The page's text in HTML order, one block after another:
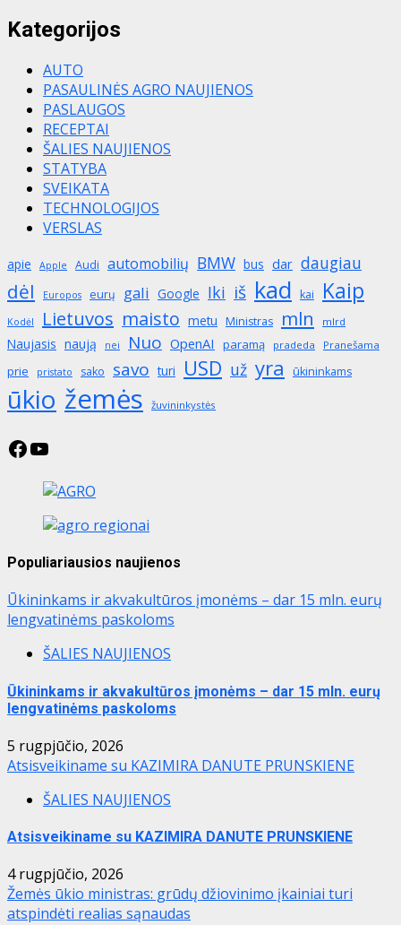
Kategorijos
AUTO
PASAULINĖS AGRO NAUJIENOS
PASLAUGOS
RECEPTAI
ŠALIES NAUJIENOS
STATYBA
SVEIKATA
TECHNOLOGIJOS
VERSLAS
apie Apple Audi automobilių BMW bus dar daugiau
dėl Europos eurų gali Google Iki iš kad kai Kaip
Kodėl Lietuvos maisto metu Ministras mln mlrd
Naujasis naują nei Nuo OpenAI paramą pradeda Pranešama
prie pristato sako savo turi USD už yra ūkininkams
ūkio žemės žuvininkystės
Facebook
YouTube
Populiariausios naujienos
Ūkininkams ir akvakultūros įmonėms – dar 15 mln. eurų
lengvatinėms paskoloms
ŠALIES NAUJIENOS
Ūkininkams ir akvakultūros įmonėms – dar 15 mln. eurų
lengvatinėms paskoloms
5 rugpjūčio, 2026
Atsisveikiname su KAZIMIRA DANUTE PRUNSKIENE
ŠALIES NAUJIENOS
Atsisveikiname su KAZIMIRA DANUTE PRUNSKIENE
4 rugpjūčio, 2026
Žemės ūkio ministras: grūdų džiovinimo įkainiai turi
atspindėti realias sąnaudas